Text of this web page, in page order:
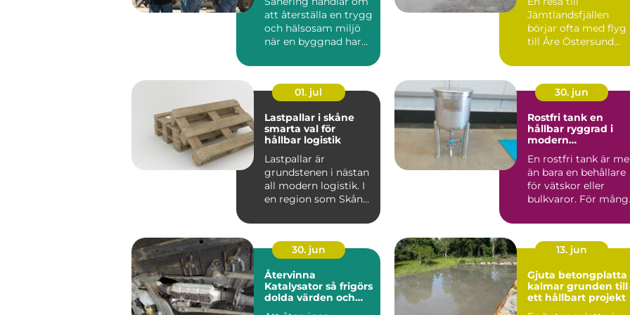
att återställa en trygg
och hälsosam miljö
när en byggnad har
Jämtlandsfjällen
börjar ofta med flyg
till Åre Östersund
man sig e...
01. jul
Lastpallar i skåne
smarta val för
hållbar logistik
Lastpallar är
grundstenen i nästan
all modern logistik. I
en region som Skåne,
liv...
30. jun
Rostfri tank en
hållbar ryggrad i
modern
En rostfri tank är
än bara en behållare
för vätskor eller
bulkvaror. För
30. jun
Återvinna
Katalysator så frigörs
dolda värden och
13. jun
Gjuta betongplatta
kalmar grunden till
ett hållbart projekt